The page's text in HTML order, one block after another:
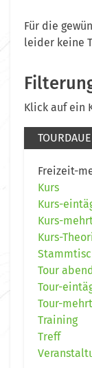
Für die
leider keine
Klick auf ein
Freizeit-
Kurs
Kurs-
Kurs-
Kurs-
Tour
Tour-
Tour-
Training
Treff